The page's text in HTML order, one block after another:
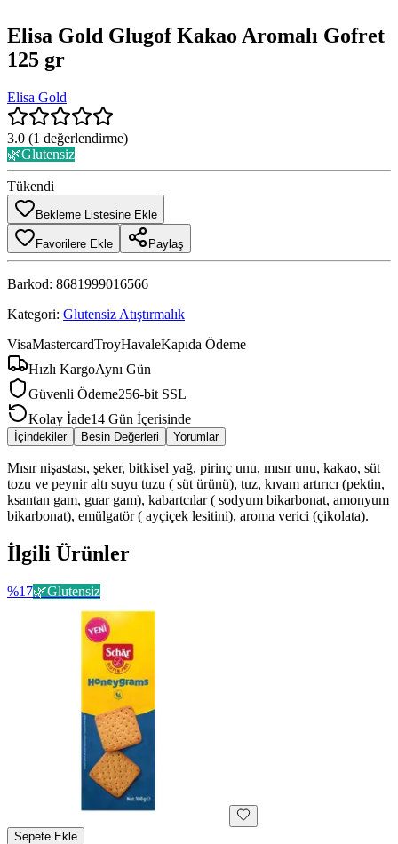
Elisa Gold Glugof Kakao Aromalı Gofret
125 gr
Elisa Gold
3.0 (1 değerlendirme)
🌿Glutensiz
Tükendi
Bekleme Listesine Ekle
Favorilere Ekle Paylaş
Barkod: 8681999016566
Kategori: Glutensiz Atıştırmalık
VisaMastercardTroyHavaleKapıda Ödeme
Hızlı KargoAynı Gün
Güvenli Ödeme256-bit SSL
Kolay İade14 Gün İçerisinde
İçindekiler Besin Değerleri Yorumlar
Mısır nişastası, şeker, bitkisel yağ, pirinç unu, mısır unu, kakao, süt
tozu ve peynir altı suyu tuzu ( süt ürünü), tuz, kıvam artırıcı (pektin,
ksantan gam, guar gam), kabartcılar ( sodyum bikarbonat, amonyum
bikarbonat), emülgatör ( ayçiçek lesitini), aroma verici (çikolata).
İlgili Ürünler
%17🌿Glutensiz
Sepete Ekle